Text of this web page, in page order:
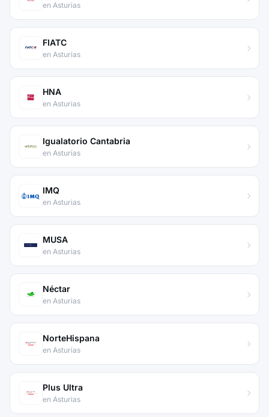
en Asturias
FIATC
en Asturias
HNA
en Asturias
Igualatorio Cantabria
en Asturias
IMQ
en Asturias
MUSA
en Asturias
Néctar
en Asturias
NorteHispana
en Asturias
Plus Ultra
en Asturias